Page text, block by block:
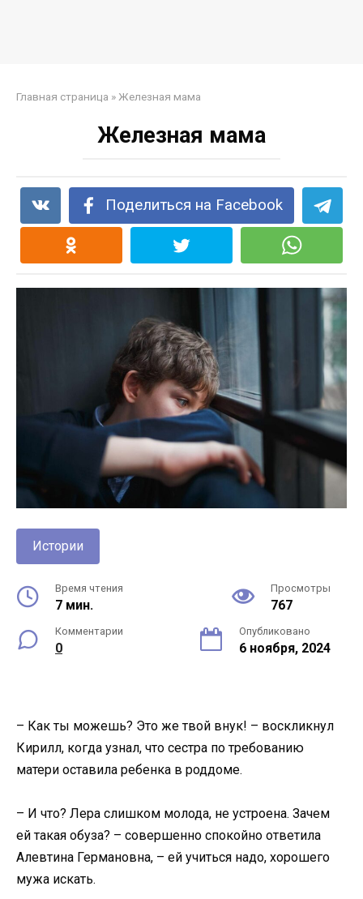
Главная страница » Железная мама
Железная мама
Поделиться на Facebook
Истории
Время чтения
7 мин.
Просмотры
767
Комментарии
0
Опубликовано
6 ноября, 2024
– Как ты можешь? Это же твой внук! – воскликнул
Кирилл, когда узнал, что сестра по требованию
матери оставила ребенка в роддоме.
– И что? Лера слишком молода, не устроена. Зачем
ей такая обуза? – совершенно спокойно ответила
Алевтина Германовна, – ей учиться надо, хорошего
мужа искать.